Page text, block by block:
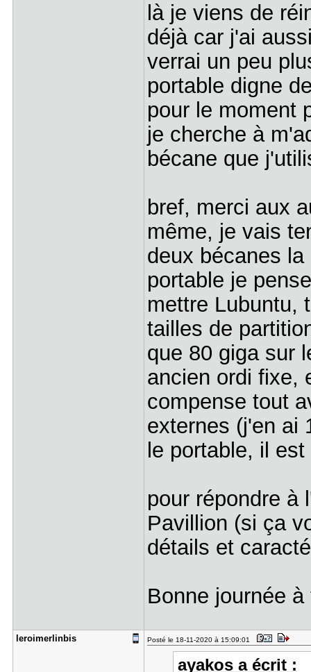
là je viens de
déjà car j'ai
verrai un peu
portable digne
pour le moment
je cherche à
bécane que
bref, merci aux
même, je vais
deux bécanes
portable je
mettre Lubuntu,
tailles de
que 80 giga sur
ancien ordi fixe,
compense tout
externes (j'en
le portable, il
pour répondre à
Pavillion (si ça
détails et
Bonne journée à
leroimerli​nbis Posté le 18-11-2020 à 15:09:01
ayakos a écrit :